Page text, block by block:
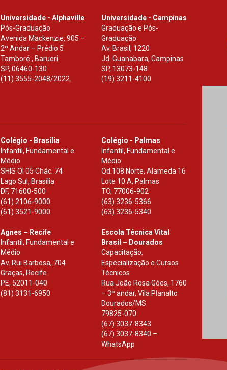
Universidade - Alphaville
Pós-Graduação
Avenida Mackenzie, 905 –
2º Andar – Prédio 5
Tamboré , Barueri
SP, 06460-130
(11) 3555-2048/2022.
Universidade - Campinas
Graduação e Pós-
Graduação
Av. Brasil, 1220
Jd. Guanabara, Campinas
SP, 13073-148
(19) 3211-4100
Colégio - Brasília
Infantil, Fundamental e
Médio
SHIS Ql 05 Chác. 74
Lago Sul, Brasília
DF, 71600-500
(61) 2106-9000
(61) 3521-9000
Colégio - Palmas
Infantil, Fundamental e
Médio
Qd.108 Norte, Alameda 16
Lote 10 A, Palmas
TO, 77006-902
(63) 3236-5366
(63) 3236-5340
Agnes – Recife
Infantil, Fundamental e
Médio
Av. Rui Barbosa, 704
Graças, Recife
PE, 52011-040
(81) 3131-6950
Escola Técnica Vital
Brasil – Dourados
Capacitação,
Especialização e Cursos
Técnicos
Rua João Rosa Góes, 1760
– 3º andar, Vila Planalto
Dourados/MS
79825-070
(67) 3037-8343
(67) 3037-8340 –
WhatsApp